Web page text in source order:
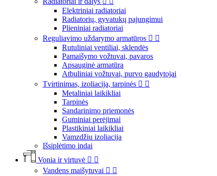
Elektriniai radiatoriai
Radiatorių, gyvatukų pajungimui
Plieniniai radiatoriai
Reguliavimo uždarymo armatūros  
Rutuliniai ventiliai, sklendės
Pamaišymo vožtuvai, pavaros
Apsauginė armatūra
Atbuliniai vožtuvai, purvo gaudytojai
Tvirtinimas, izoliacija, tarpinės  
Metaliniai laikikliai
Tarpinės
Sandarinimo priemonės
Guminiai perėjimai
Plastikiniai laikikliai
Vamzdžiu izoliacija
Išsiplėtimo indai
Vonia ir virtuvė  
Vandens maišytuvai  